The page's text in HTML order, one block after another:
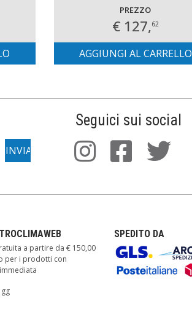
PREZZO
€ 127,62
AGGIUNGI AL CARRELLO
Seguici sui social
a partire da € 150,00
per i prodotti con
SPEDITO DA